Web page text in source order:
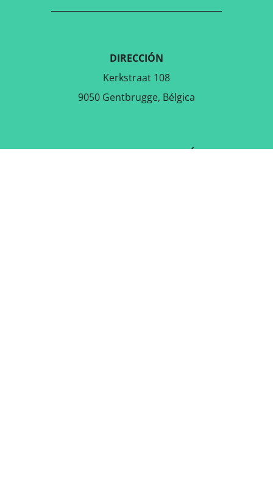
DIRECCIÓN
Kerkstraat 108
9050 Gentbrugge, Bélgica
DESCARGAR LA APLICACIÓN